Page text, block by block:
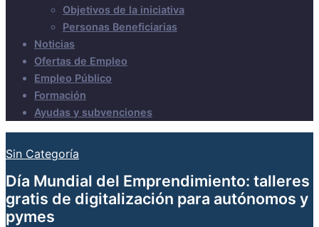
Objetivos de la iniciativa
Personas Beneficiarias
Noticias
Ofertas de Empleo
Empleo Público
Formación
Ayudas y subvenciones
Sin Categoría
Día Mundial del Emprendimiento: talleres
gratis de digitalización para autónomos y
pymes